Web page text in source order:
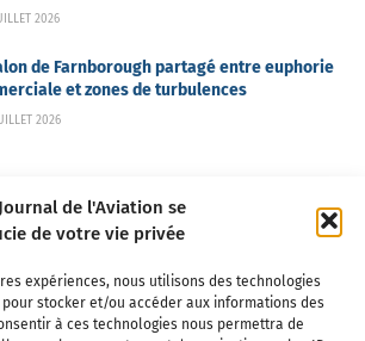
de l'Aviation se
de votre vie privée
expériences, nous utilisons des technologies
stocker et/ou accéder aux informations des
à ces technologies nous permettra de
2026
de Farnborough partagé entre euphorie
et zones de turbulences
2026
? Nous contacter
Partenaires
CGV Politique de confidentialité Cookies